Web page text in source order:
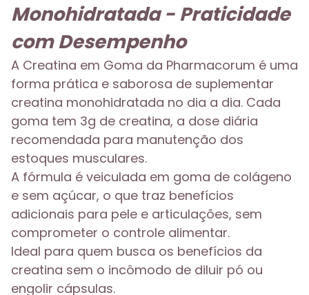
Monohidratada - Praticidade
com Desempenho
A Creatina em Goma da Pharmacorum é uma
forma prática e saborosa de suplementar
creatina monohidratada no dia a dia. Cada
goma tem 3g de creatina, a dose diária
recomendada para manutenção dos
estoques musculares.
A fórmula é veiculada em goma de colágeno
e sem açúcar, o que traz benefícios
adicionais para pele e articulações, sem
comprometer o controle alimentar.
Ideal para quem busca os benefícios da
creatina sem o incômodo de diluir pó ou
engolir cápsulas.